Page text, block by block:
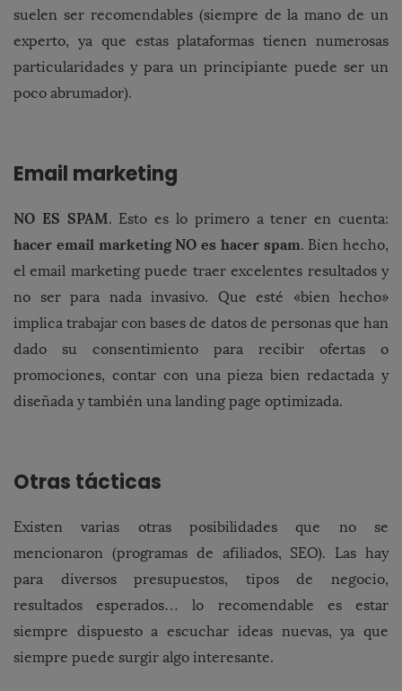
suelen ser recomendables (siempre de la mano de un
experto, ya que estas plataformas tienen numerosas
particularidades y para un principiante puede ser un
poco abrumador).
Email marketing
NO ES SPAM. Esto es lo primero a tener en cuenta:
hacer email marketing NO es hacer spam. Bien hecho,
el email marketing puede traer excelentes resultados y
no ser para nada invasivo. Que esté «bien hecho»
implica trabajar con bases de datos de personas que han
dado su consentimiento para recibir ofertas o
promociones, contar con una pieza bien redactada y
diseñada y también una landing page optimizada.
Otras tácticas
Existen varias otras posibilidades que no se
mencionaron (programas de afiliados, SEO). Las hay
para diversos presupuestos, tipos de negocio,
resultados esperados… lo recomendable es estar
siempre dispuesto a escuchar ideas nuevas, ya que
siempre puede surgir algo interesante.